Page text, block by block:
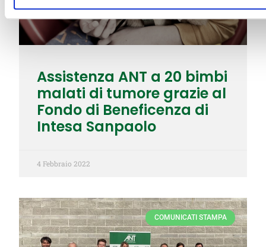
Assistenza ANT a 20 bimbi
malati di tumore grazie al
Fondo di Beneficenza di
Intesa Sanpaolo
4 Febbraio 2022
COMUNICATI STAMPA